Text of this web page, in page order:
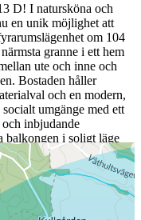
D! I natursköna och
en unik möjlighet att
om 104
granne i ett hem
ute och inne och
Bostaden håller
och en modern,
umgänge med ett
och inbjudande
balkongen i soligt läge
är stilrent och välplanerat
trappa leder upp till
knyter samman de tre
även ytterligare ett
familjen. Detta är ett